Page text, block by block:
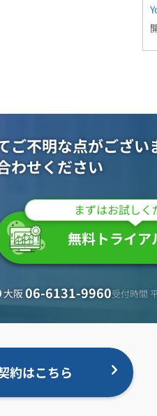
ご不明な点がござい
わせください
まずはお試しく
無料トライア
大阪06-6131-9960受付時間
約はこちら